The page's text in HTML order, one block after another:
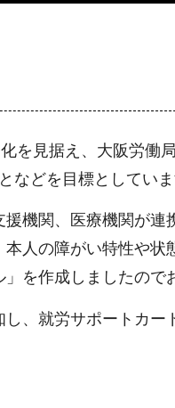
を見据え、大阪労
などを目標としていま
機関、医療機関が
人の障がい特性や
を作成しましたので
、就労サポートカー